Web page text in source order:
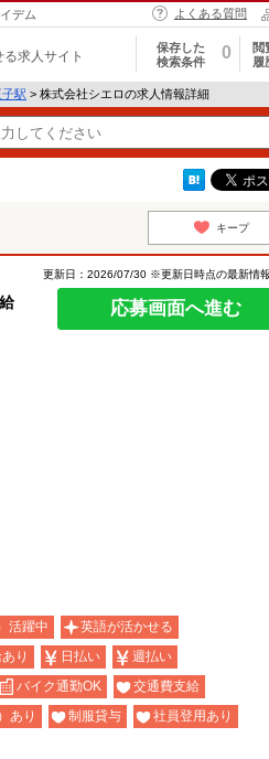
デム よくある質問
る求人サイト
保存した
検索条件
0
閲
履
駅 > 株式会社シエロの求人情報詳細
キープ
更新日：2026/07/30 ※更新日時点の最新情
応募画面へ進む
活躍中
英語が活かせる
り 日払い
週払い
バイク通勤OK
交通費支給
あり 制服貸与 社員登用あり